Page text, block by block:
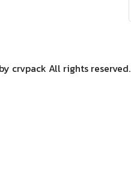
crvpack All rights reserved.